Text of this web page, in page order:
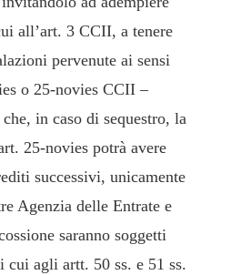
all’art. 3 CCII, a tenere
pervenute ai sensi
o 25-novies CCII –
che, in caso di sequestro, la
25-novies potrà avere
successivi, unicamente
Agenzia delle Entrate e
saranno soggetti
agli artt. 50 ss. e 51 ss.